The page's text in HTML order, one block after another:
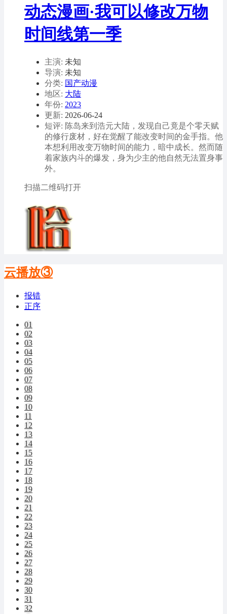
动态漫画·我可以修改万物
时间线第一季
主演: 未知
导演: 未知
分类: 国产动漫
地区: 大陆
年份: 2023
更新: 2026-06-24
短评: 陈岛来到浩元大陆，发现自己竟是个零天赋
的修行废材，好在觉醒了能改变时间的金手指。他
本想利用改变万物时间的能力，暗中成长。然而随
着家族内斗的爆发，身为少主的他自然无法置身事
外。
扫描二维码打开
云播放③
报错
正序
01
02
03
04
05
06
07
08
09
10
11
12
13
14
15
16
17
18
19
20
21
22
23
24
25
26
27
28
29
30
31
32